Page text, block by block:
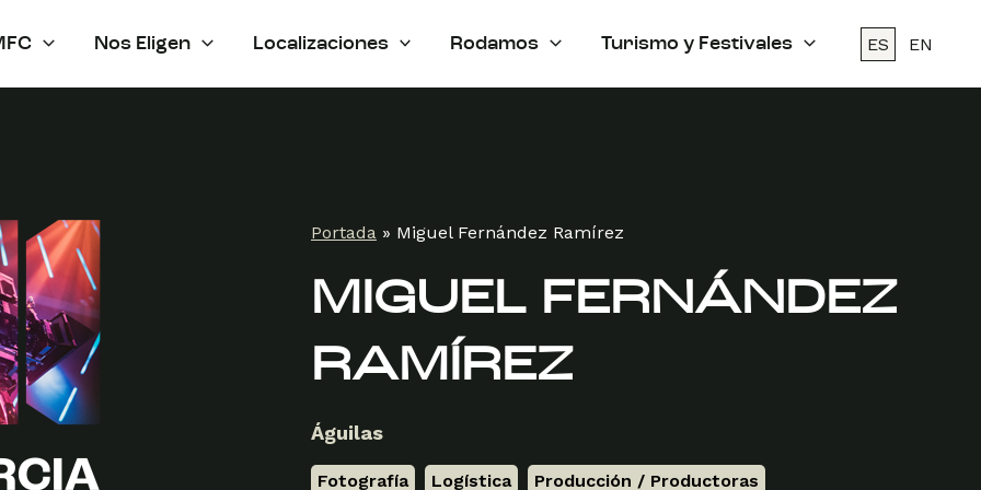
Nos Eligen Localizaciones Rodamos Turismo y Festivales ES EN
Portada » Miguel Fernández Ramírez
MIGUEL FERNÁNDEZ
RAMÍREZ
Águilas
Fotografía Logística Producción / Productoras